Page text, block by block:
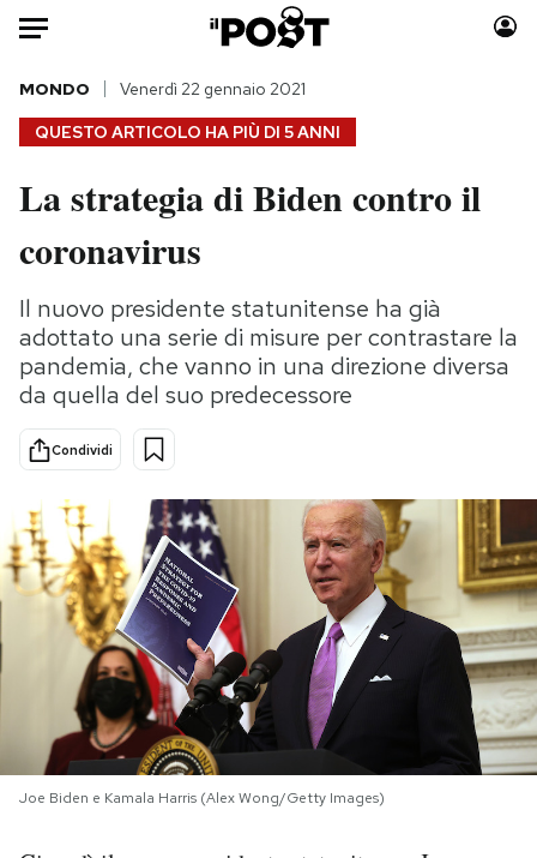
Auto
HOME
Italia
Politica
Tecnologia
Internet
Scienza
Cultura
Economia
Moda
Storie/Idee
Ok Boomer!
Media
Europa
PODCAST
NEWSLETTER
I MIEI PREFERITI
QUESTO ARTICOLO HA PIÙ DI 5 ANNI
MONDO Venerdì 22 gennaio 2021
La strategia di Biden contro il
coronavirus
Il nuovo presidente statunitense ha già
adottato una serie di misure per contrastare la
pandemia, che vanno in una direzione diversa
da quella del suo predecessore
Condividi
Joe Biden e Kamala Harris (Alex Wong/Getty Images)